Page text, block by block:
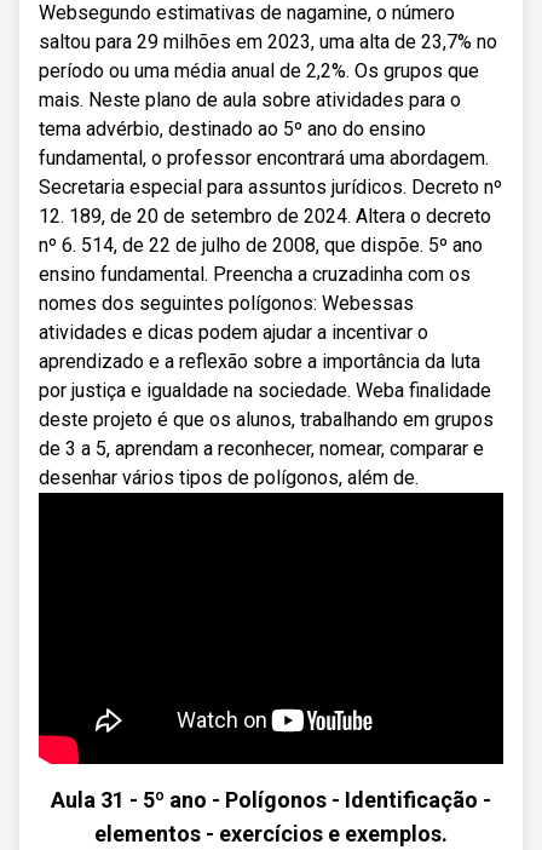
Websegundo estimativas de nagamine, o número
saltou para 29 milhões em 2023, uma alta de 23,7% no
período ou uma média anual de 2,2%. Os grupos que
mais. Neste plano de aula sobre atividades para o
tema advérbio, destinado ao 5º ano do ensino
fundamental, o professor encontrará uma abordagem.
Secretaria especial para assuntos jurídicos. Decreto nº
12. 189, de 20 de setembro de 2024. Altera o decreto
nº 6. 514, de 22 de julho de 2008, que dispõe. 5º ano
ensino fundamental. Preencha a cruzadinha com os
nomes dos seguintes polígonos: Webessas
atividades e dicas podem ajudar a incentivar o
aprendizado e a reflexão sobre a importância da luta
por justiça e igualdade na sociedade. Weba finalidade
deste projeto é que os alunos, trabalhando em grupos
de 3 a 5, aprendam a reconhecer, nomear, comparar e
desenhar vários tipos de polígonos, além de.
Aula 31 - 5º ano - Polígonos - Identificação -
elementos - exercícios e exemplos.